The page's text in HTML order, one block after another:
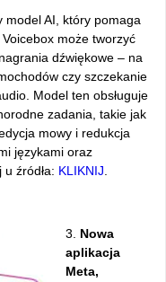
model AI, który pomaga
może tworzyć
dźwiękowe – na
czy szczekanie
Model ten obsługuje
zadania, takie jak
mowy i redukcja
językami oraz
źródła: KLIKNIJ
3. Nowa
aplikacja
Meta,